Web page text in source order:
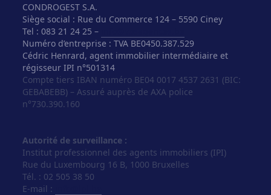
CONDROGEST S.A.
Siège social : Rue du Commerce 124 – 5590 Ciney
Tel : 083 21 24 25 –
Numéro d’entreprise : TVA BE0450.387.529
Cédric Henrard, agent immobilier intermédiaire et
régisseur IPI n°501314
Compte tiers IBAN numéro BE04 0017 4537 2631 (BIC:
GEBABEBB) – Assuré auprès de AXA police
n°730.390.160
Autorité de surveillance :
Institut professionnel des agents immobiliers (IPI)
Rue du Luxembourg 16 B, 1000 Bruxelles
Tél. : 02 505 38 50
E-mail :